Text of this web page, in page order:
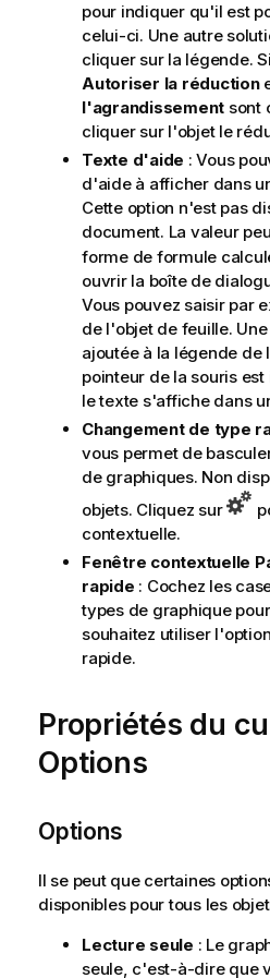
pour indiquer qu'il est
celui-ci. Une autre
cliquer sur la légende.
Autoriser la réduction
l'agrandissement sont
cliquer sur l'objet le
Texte d'aide : Vous
d'aide à afficher dans
Cette option n'est pas
document. La valeur
forme de formule
ouvrir la boîte de
Vous pouvez saisir par
de l'objet de feuille.
ajoutée à la légende de
pointeur de la souris
le texte s'affiche dans
Changement de type
vous permet de
de graphiques. Non
objets. Cliquez sur
contextuelle.
Fenêtre contextuelle
rapide : Cochez les
types de graphique
souhaitez utiliser
rapide.
Propriétés du
Options
Options
Il se peut que certaines
disponibles pour tous les
Lecture seule : Le
seule, c'est-à-dire que